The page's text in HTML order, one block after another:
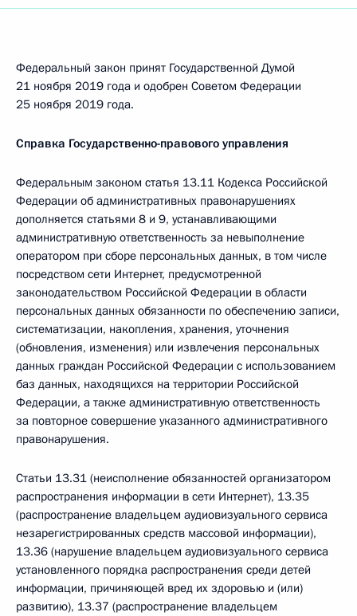
Федеральный закон принят Государственной Думой
21 ноября 2019 года и одобрен Советом Федерации
25 ноября 2019 года.
Справка Государственно-правового управления
Федеральным законом статья 13.11 Кодекса Российской
Федерации об административных правонарушениях
дополняется статьями 8 и 9, устанавливающими
административную ответственность за невыполнение
оператором при сборе персональных данных, в том числе
посредством сети Интернет, предусмотренной
законодательством Российской Федерации в области
персональных данных обязанности по обеспечению записи,
систематизации, накопления, хранения, уточнения
(обновления, изменения) или извлечения персональных
данных граждан Российской Федерации с использованием
баз данных, находящихся на территории Российской
Федерации, а также административную ответственность
за повторное совершение указанного административного
правонарушения.
Статьи 13.31 (неисполнение обязанностей организатором
распространения информации в сети Интернет), 13.35
(распространение владельцем аудиовизуального сервиса
незарегистрированных средств массовой информации),
13.36 (нарушение владельцем аудиовизуального сервиса
установленного порядка распространения среди детей
информации, причиняющей вред их здоровью и (или)
развитию), 13.37 (распространение владельцем